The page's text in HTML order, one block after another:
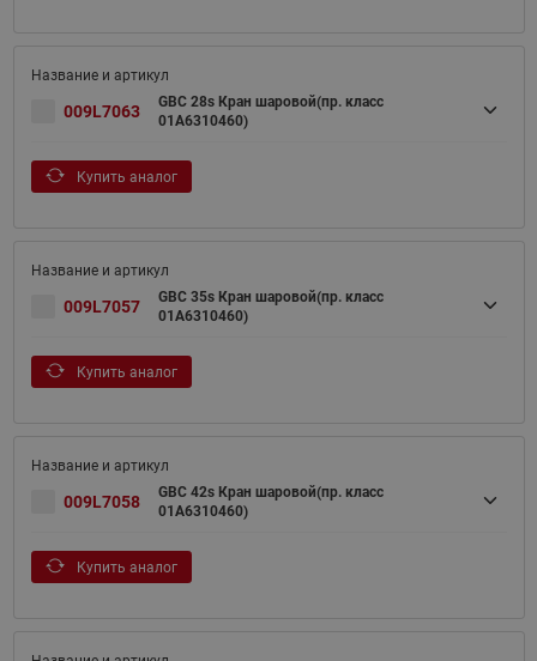
009L7063
GBC 28s Кран шаровой(пр. класс
01A6310460)
Купить аналог
009L7057
GBC 35s Кран шаровой(пр. класс
01A6310460)
Купить аналог
009L7058
GBC 42s Кран шаровой(пр. класс
01A6310460)
Купить аналог